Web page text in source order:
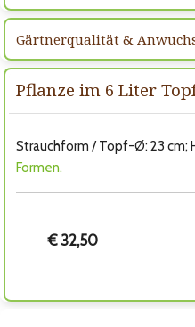
Gärtnerqualität &
Pflanze im 6 Liter
Strauchform / Topf-Ø: 23 cm;
Formen.
€ 32,50